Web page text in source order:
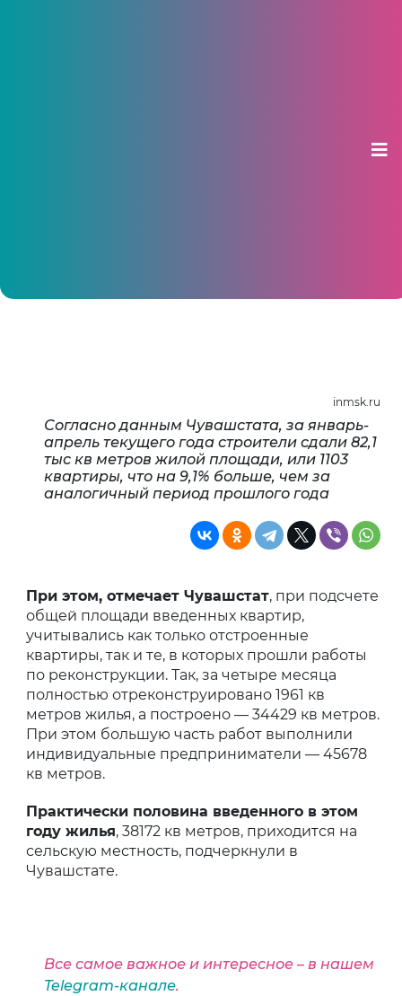
inmsk.ru
Согласно данным Чувашстата, за январь-
апрель текущего года строители сдали 82,1
тыс кв метров жилой площади, или 1103
квартиры, что на 9,1% больше, чем за
аналогичный период прошлого года
При этом, отмечает Чувашстат, при подсчете
общей площади введенных квартир,
учитывались как только отстроенные
квартиры, так и те, в которых прошли работы
по реконструкции. Так, за четыре месяца
полностью отреконструировано 1961 кв
метров жилья, а построено — 34429 кв метров.
При этом большую часть работ выполнили
индивидуальные предприниматели — 45678
кв метров.
Практически половина введенного в этом
году жилья, 38172 кв метров, приходится на
сельскую местность, подчеркнули в
Чувашстате.
Все самое важное и интересное – в нашем
Telegram-канале.